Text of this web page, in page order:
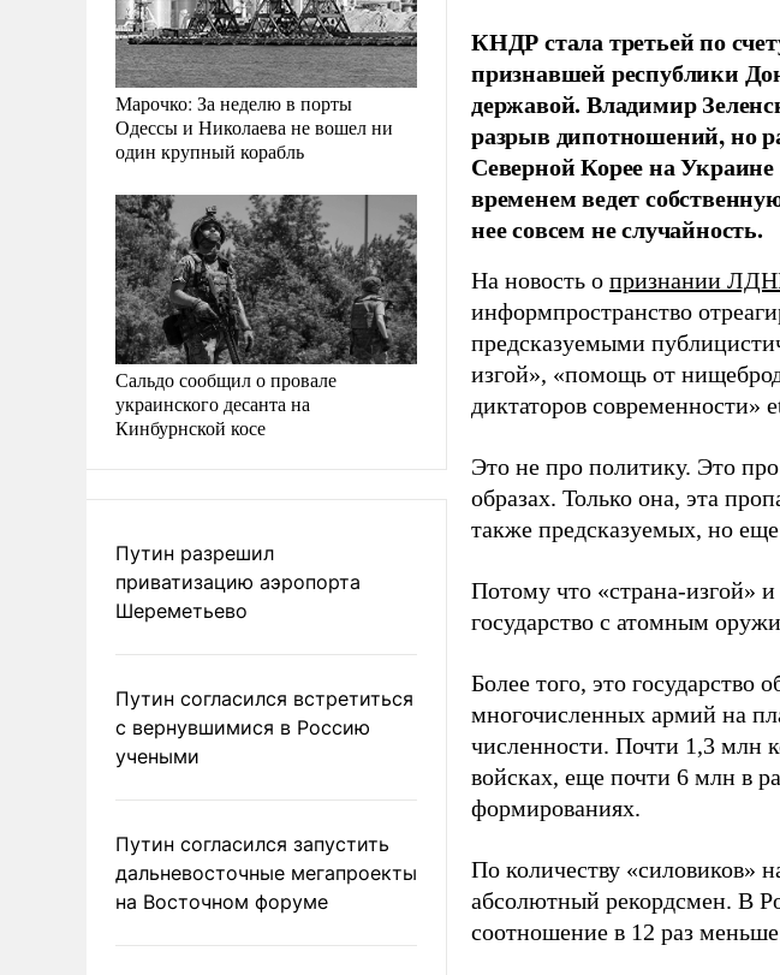
Марочко: За неделю в порты
Одессы и Николаева не вошел ни
один крупный корабль
Сальдо сообщил о провале
украинского десанта на
Кинбурнской косе
Путин разрешил
приватизацию аэропорта
Шереметьево
Путин согласился встретиться
с вернувшимися в Россию
учеными
Путин согласился запустить
дальневосточные мегапроекты
на Восточном форуме
КНДР стала третьей по
признавшей республики
державой. Владимир
разрыв дипотношений, но
Северной Корее на
временем ведет
нее совсем не случайность.
На новость о признании
информпространство
предсказуемыми
изгой», «помощь от
диктаторов современности»
Это не про политику. Это
образах. Только она, эта
также предсказуемых, но
Потому что «страна-изгой»
государство с атомным
Более того, это государство
многочисленных армий на
численности. Почти 1,3 млн
войсках, еще почти 6 млн в
формированиях.
По количеству «силовиков»
абсолютный рекордсмен. В
соотношение в 12 раз